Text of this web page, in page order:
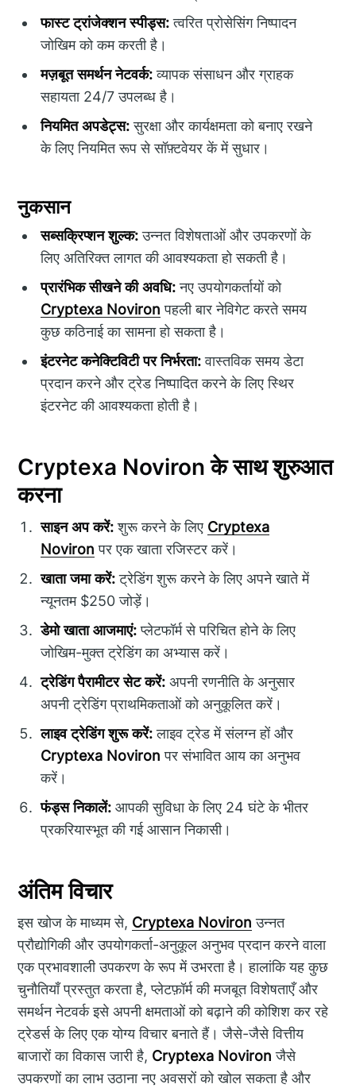
फास्ट ट्रांजेक्शन स्पीड्स:त्वरित प्रोसेसिंग निष्पादन
जोखिम को कम करती है।
मज़बूत समर्थन नेटवर्क:व्यापक संसाधन और ग्राहक
सहायता 24/7 उपलब्ध है।
नियमित अपडेट्स:सुरक्षा और कार्यक्षमता को बनाए रखने
के लिए नियमित रूप से सॉफ़्टवेयर कें में सुधार।
नुकसान
सब्सक्रिप्शन शुल्क:उन्नत विशेषताओं और उपकरणों के
लिए अतिरिक्त लागत की आवश्यकता हो सकती है।
प्रारंभिक सीखने की अवधि:नए उपयोगकर्तायों को
Cryptexa Noviron पहली बार नेविगेट करते समय
कुछ कठिनाई का सामना हो सकता है।
इंटरनेट कनेक्टिविटी पर निर्भरता:वास्तविक समय डेटा
प्रदान करने और ट्रेड निष्पादित करने के लिए स्थिर
इंटरनेट की आवश्यकता होती है।
Cryptexa Noviron के साथ शुरुआत
करना
साइन अप करें:शुरू करने के लिए Cryptexa
Noviron पर एक खाता रजिस्टर करें।
खाता जमा करें:ट्रेडिंग शुरू करने के लिए अपने खाते में
न्यूनतम $250 जोड़ें।
डेमो खाता आजमाएं:प्लेटफॉर्म से परिचित होने के लिए
जोखिम-मुक्त ट्रेडिंग का अभ्यास करें।
ट्रेडिंग पैरामीटर सेट करें: अपनी रणनीति के अनुसार
अपनी ट्रेडिंग प्राथमिकताओं को अनुकूलित करें।
लाइव ट्रेडिंग शुरू करें:लाइव ट्रेड में संलग्न हों और
Cryptexa Noviron पर संभावित आय का अनुभव
करें।
फंड्स निकालें: आपकी सुविधा के लिए 24 घंटे के भीतर
प्रकरियास्भूत की गई आसान निकासी।
अंतिम विचार
इस खोज के माध्यम से, Cryptexa Noviron उन्नत
प्रौद्योगिकी और उपयोगकर्ता-अनुकूल अनुभव प्रदान करने वाला
एक प्रभावशाली उपकरण के रूप में उभरता है। हालांकि यह कुछ
चुनौतियाँ प्रस्तुत करता है, प्लेटफ़ॉर्म की मजबूत विशेषताएँ और
समर्थन नेटवर्क इसे अपनी क्षमताओं को बढ़ाने की कोशिश कर रहे
ट्रेडर्स के लिए एक योग्य विचार बनाते हैं। जैसे-जैसे वित्तीय
बाजारों का विकास जारी है, Cryptexa Noviron जैसे
उपकरणों का लाभ उठाना नए अवसरों को खोल सकता है और